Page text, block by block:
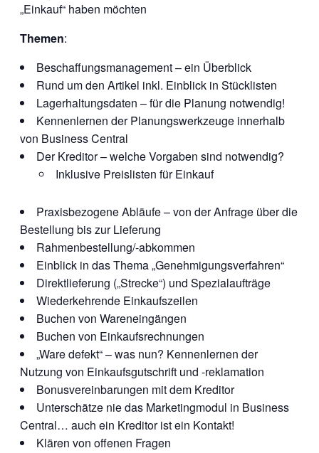
„Einkauf“ haben möchten
Themen:
Beschaffungsmanagement – ein Überblick
Rund um den Artikel inkl. Einblick in Stücklisten
Lagerhaltungsdaten – für die Planung notwendig!
Kennenlernen der Planungswerkzeuge innerhalb
von Business Central
Der Kreditor – welche Vorgaben sind notwendig?
Inklusive Preislisten für Einkauf
Praxisbezogene Abläufe – von der Anfrage über die
Bestellung bis zur Lieferung
Rahmenbestellung/-abkommen
Einblick in das Thema „Genehmigungsverfahren“
Direktlieferung („Strecke“) und Spezialaufträge
Wiederkehrende Einkaufszeilen
Buchen von Wareneingängen
Buchen von Einkaufsrechnungen
„Ware defekt“ – was nun? Kennenlernen der
Nutzung von Einkaufsgutschrift und -reklamation
Bonusvereinbarungen mit dem Kreditor
Unterschätze nie das Marketingmodul in Business
Central… auch ein Kreditor ist ein Kontakt!
Klären von offenen Fragen